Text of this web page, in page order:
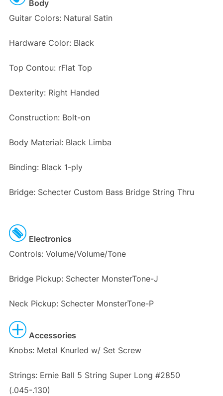
Body
Guitar Colors: Natural Satin
Hardware Color: Black
Top Contou: rFlat Top
Dexterity: Right Handed
Construction: Bolt-on
Body Material: Black Limba
Binding: Black 1-ply
Bridge: Schecter Custom Bass Bridge String Thru
Electronics
Controls: Volume/Volume/Tone
Bridge Pickup: Schecter MonsterTone-J
Neck Pickup: Schecter MonsterTone-P
Accessories
Knobs: Metal Knurled w/ Set Screw
Strings: Ernie Ball 5 String Super Long #2850
(.045-.130)